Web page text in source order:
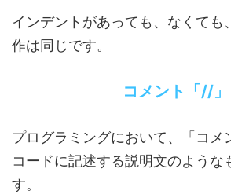
インデントがあっても、なくても
作は同じです。
コメント「//」
プログラミングにおいて、「コメ
コードに記述する説明文のような
す。